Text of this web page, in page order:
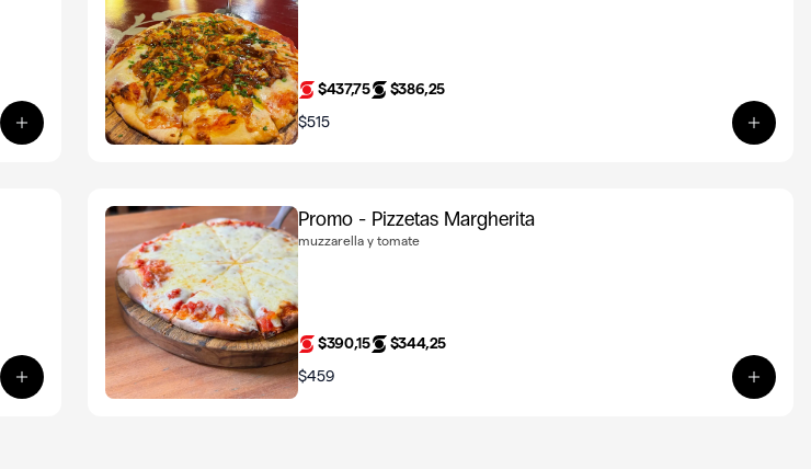
Ver producto: Promo - Pizzeta agridulce
$437,75 $386,25
$515
Ver
Ver producto: Promo - Pizzeta quattro formaggi
Promo - Pizzetas Margherita
muzzarella y tomate
$390,15 $344,25
$459
Ver